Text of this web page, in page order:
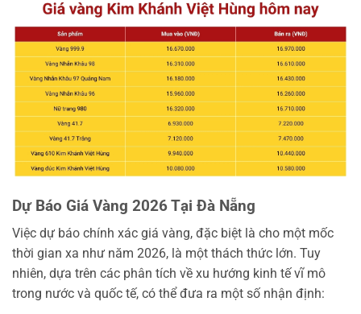
Dự Báo Giá Vàng 2026 Tại Đà Nẵng
Việc dự báo chính xác giá vàng, đặc biệt là cho một mốc
thời gian xa như năm 2026, là một thách thức lớn. Tuy
nhiên, dựa trên các phân tích về xu hướng kinh tế vĩ mô
trong nước và quốc tế, có thể đưa ra một số nhận định: